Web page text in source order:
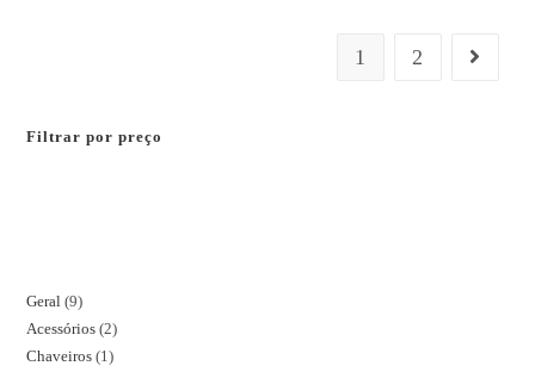
1 2
Filtrar por preço
Geral 9
Acessórios 2
Chaveiros 1